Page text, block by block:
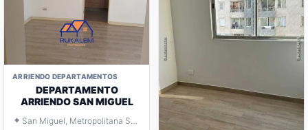
ARRIENDO DEPARTAMENTOS
DEPARTAMENTO
ARRIENDO SAN MIGUEL
⌖